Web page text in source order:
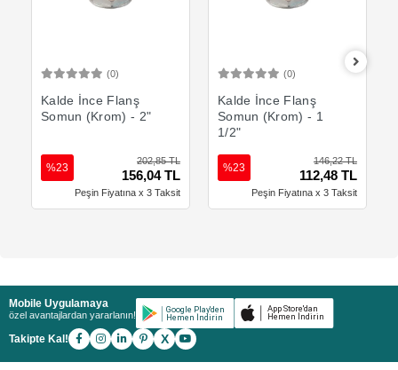
(0)
Kalde İnce Flanş
Somun (Krom) - 2"
202,85 TL
156,04 TL
%23
Peşin Fiyatına x 3 Taksit
(0)
Kalde İnce Flanş
Somun (Krom) - 1
1/2"
146,22 TL
112,48 TL
%23
Peşin Fiyatına x 3 Taksit
Mobile Uygulamaya
özel avantajlardan yararlanın!
Takipte Kal! X